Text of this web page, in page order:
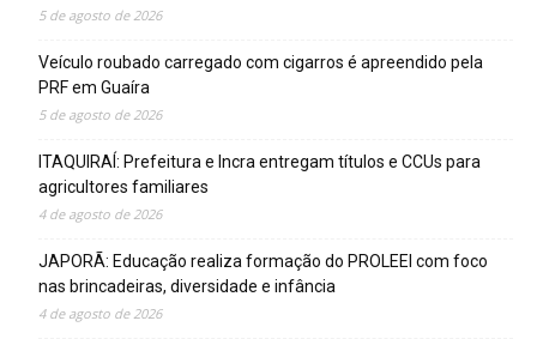
5 de agosto de 2026
Veículo roubado carregado com cigarros é apreendido pela
PRF em Guaíra
5 de agosto de 2026
ITAQUIRAÍ: Prefeitura e Incra entregam títulos e CCUs para
agricultores familiares
4 de agosto de 2026
JAPORÃ: Educação realiza formação do PROLEEI com foco
nas brincadeiras, diversidade e infância
4 de agosto de 2026